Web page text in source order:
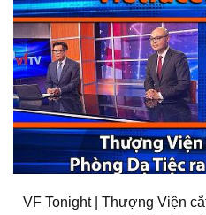
VF Tonight | Thượng Viện